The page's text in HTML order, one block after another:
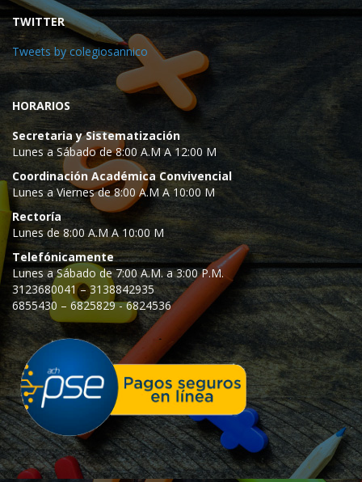
TWITTER
Tweets by colegiosannico
HORARIOS
Secretaria y Sistematización
Lunes a Sábado de 8:00 A.M A 12:00 M
Coordinación Académica Convivencial
Lunes a Viernes de 8:00 A.M A 10:00 M
Rectoría
Lunes de 8:00 A.M A 10:00 M
Telefónicamente
Lunes a Sábado de 7:00 A.M. a 3:00 P.M.
3123680041 – 3138842935
6855430 – 6825829 - 6824536